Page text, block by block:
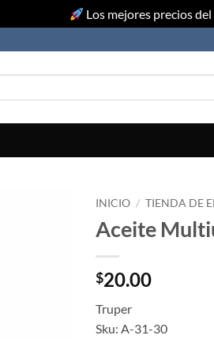
Los mejores precios
INICIO / TIENDA DE
Aceite
$20.00
Truper
Sku: A-31-30